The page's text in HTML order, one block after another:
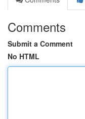
Comments
Submit a Comment
No HTML